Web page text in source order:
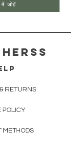
में जोड़ें
herss
RETURNS
POLICY
METHODS